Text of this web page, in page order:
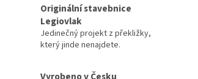
Originální stavebnice
Legiovlak
Jedinečný projekt z překližky,
který jinde nenajdete.